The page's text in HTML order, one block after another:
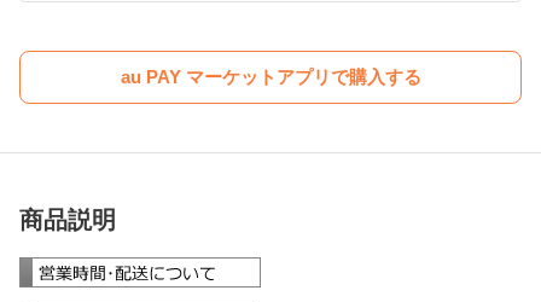
au PAY マーケットアプリで購入する
商品説明